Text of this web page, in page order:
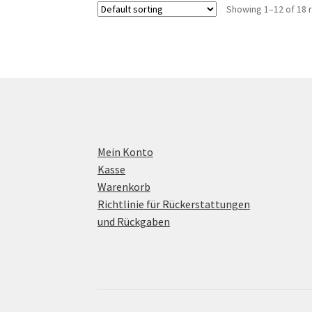
Showing 1–12 of 18
Mein Konto
Kasse
Warenkorb
Richtlinie für Rückerstattungen
und Rückgaben